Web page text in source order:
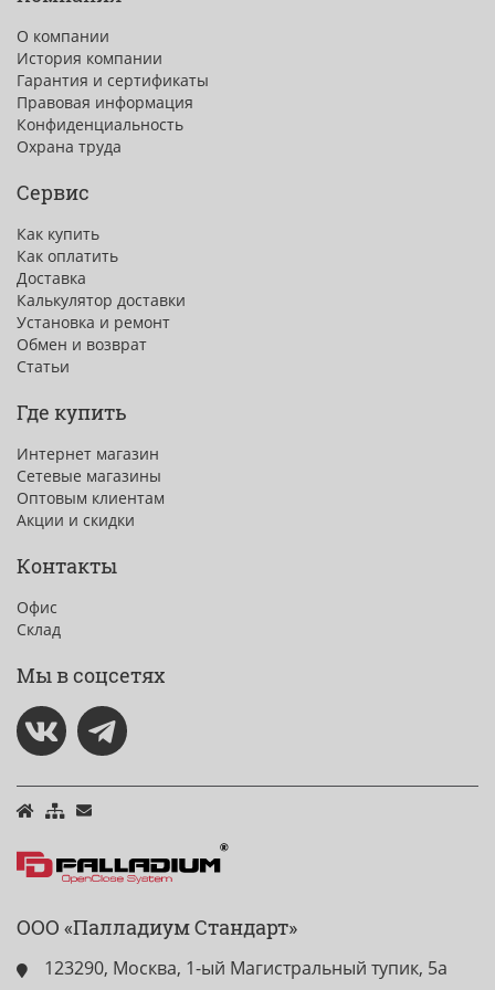
О компании
История компании
Гарантия и сертификаты
Правовая информация
Конфиденциальность
Охрана труда
Сервис
Как купить
Как оплатить
Доставка
Калькулятор доставки
Установка и ремонт
Обмен и возврат
Статьи
Где купить
Интернет магазин
Сетевые магазины
Оптовым клиентам
Акции и скидки
Контакты
Офис
Склад
Мы в соцсетях
ООО «Палладиум Стандарт»
123290, Москва, 1-ый Магистральный тупик, 5а